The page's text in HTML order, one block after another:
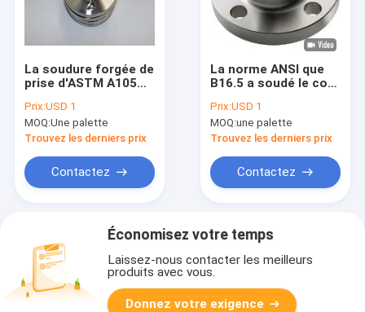
La soudure forgée de
prise d'ASTM A105
B16.5 1/2 » - 24"
150lb-2500lb/Sq.In de
commutateur
Prix:USD 1
MOQ:Une palette
Trouvez les derniers prix
Contactez
La norme ANSI que
B16.5 a soudé le cou
In.150#/300#/600#
Prix:USD 1
MOQ:une palette
Trouvez les derniers prix
Contactez
Économisez votre temps
Laissez-nous contacter les meilleurs
produits avec vous.
Donnez votre exigence